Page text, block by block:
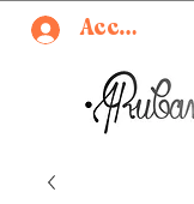
Accedi